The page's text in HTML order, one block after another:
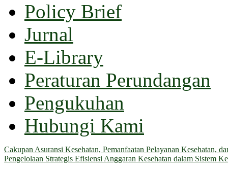
Policy Brief
Jurnal
E-Library
Peraturan Perundangan
Pengukuhan
Hubungi Kami
Cakupan Asuransi Kesehatan, Pemanfaatan Pelayanan Kesehatan,
Pengelolaan Strategis Efisiensi Anggaran Kesehatan dalam Sistem